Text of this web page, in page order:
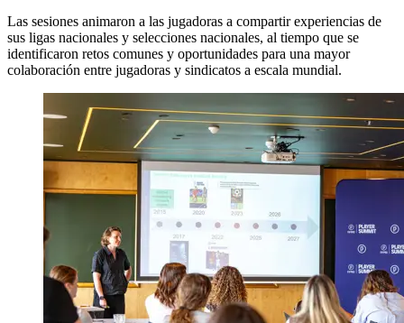
Las sesiones animaron a las jugadoras a compartir experiencias de
sus ligas nacionales y selecciones nacionales, al tiempo que se
identificaron retos comunes y oportunidades para una mayor
colaboración entre jugadoras y sindicatos a escala mundial.